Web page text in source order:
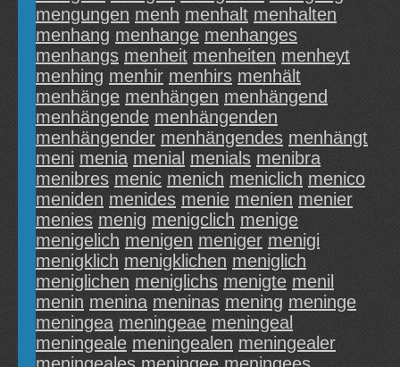
mengungen menh menhalt menhalten
menhang menhange menhanges
menhangs menheit menheiten menheyt
menhing menhir menhirs menhält
menhänge menhängen menhängend
menhängende menhängenden
menhängender menhängendes menhängt
meni menia menial menials menibra
menibres menic menich meniclich menico
meniden menides menie menien menier
menies menig menigclich menige
menigelich menigen meniger menigi
menigklich menigklichen meniglich
meniglichen meniglichs menigte menil
menin menina meninas mening meninge
meningea meningeae meningeal
meningeale meningealen meningealer